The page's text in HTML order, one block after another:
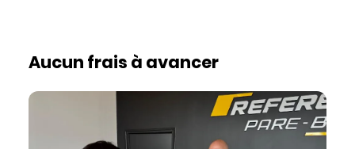
Aucun frais à avancer